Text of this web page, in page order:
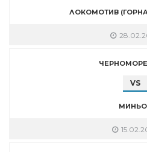
ЛОКОМОТИВ
VS